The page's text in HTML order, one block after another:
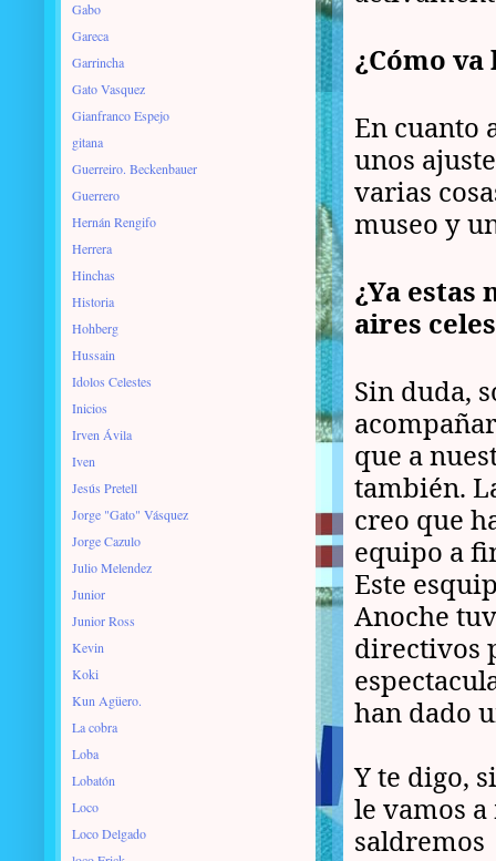
¿Cómo
En cuanto
unos
varias
museo y
¿Ya estas
aires
Sin duda,
que a
también.
creo que
equipo a
Este
Anoche
directivos
han dado
Y te digo,
le vamos
Gabo
Gareca
Garrincha
Gato Vasquez
Gianfranco Espejo
gitana
Guerreiro. Beckenbauer
Guerrero
Hernán Rengifo
Herrera
Hinchas
Historia
Hohberg
Hussain
Idolos Celestes
Inicios
Irven Ávila
Iven
Jesús Pretell
Jorge "Gato" Vásquez
Jorge Cazulo
Julio Melendez
Junior
Junior Ross
Kevin
Koki
Kun Agüero.
La cobra
Loba
Lobatón
Loco
Loco Delgado